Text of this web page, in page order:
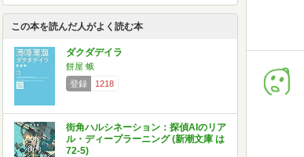
この本を読んだ人がよく読む本
ダクダデイラ
餅屋 蛾
登録
1218
街角ハルシネーション：探偵AIのリア
ル・ディープラーニング (新潮文庫 は
72-5)